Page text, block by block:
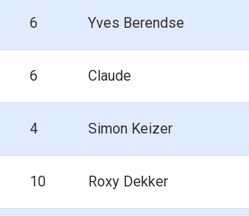
6 Yves Berendse
6 Claude
4 Simon Keizer
10 Roxy Dekker